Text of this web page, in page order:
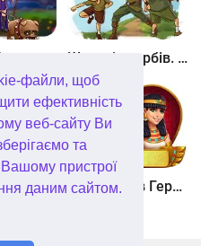
файли, щоб
ефективність
веб-сайту Ви
та
пристрої
даним сайтом.
роботу фабрик та лікарень,
постраждалим. У цій
гелікоптери, моторні човни,Шукачі скарбів. Камінь душі
Алісія Квотермейн 3. Таємниця палаючого золота. колекційне видання 12 подвигів Геракла. Як я зустрів Мегару. колекційне видання